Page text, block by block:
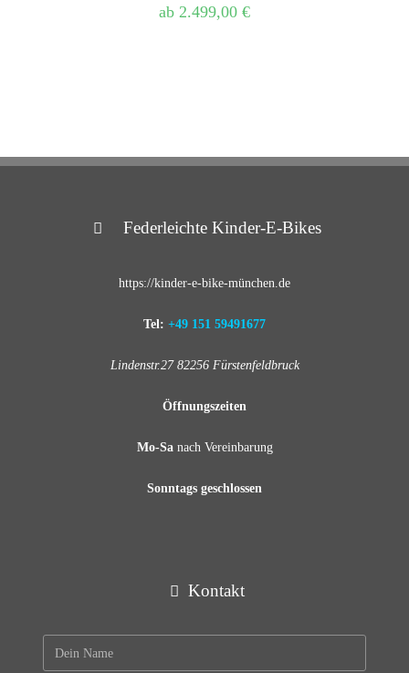
ab 2.499,00 €
Federleichte Kinder-E-Bikes
https://kinder-e-bike-münchen.de
Tel: +49 151 59491677
Lindenstr.27 82256 Fürstenfeldbruck
Öffnungszeiten
Mo-Sanach Vereinbarung
Sonntags geschlossen
Kontakt